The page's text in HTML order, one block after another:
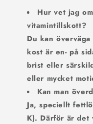
Hur vet jag
vitamintillskott?
Du kan
kost är en- på
brist eller
eller mycket
Kan man
Ja, speciellt
K). Därför är